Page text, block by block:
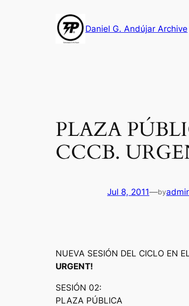
Daniel G. Andújar Archive
PLAZA
CCCB.
Jul 8, 2011—by
NUEVA SESIÓN DEL CICLO EN
URGENT!
SESIÓN 02:
PLAZA PÚBLICA